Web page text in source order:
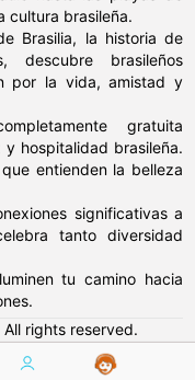
cultura brasileña.
Brasilia, la historia de
descubre brasileños
por la vida, amistad y
gratuita
hospitalidad brasileña.
entienden la belleza
significativas a
tanto diversidad
tu camino hacia
All rights reserved.